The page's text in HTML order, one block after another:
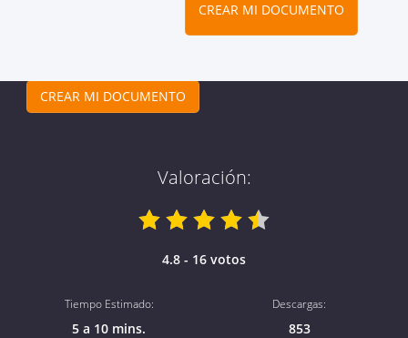
CREAR MI DOCUMENTO
CREAR MI DOCUMENTO
Valoración:
4.8 - 16 votos
Tiempo Estimado:
5 a 10 mins.
Descargas:
853